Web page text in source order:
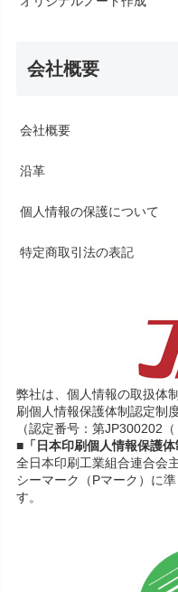
会社概要
会社概要
沿革
個人情報の保護について
特定商取引法の表記
弊社は、個人情報の取扱体
刷個人情報保護体制認定制
（認定番号：第JP300202（
■「日本印刷個人情報保護
全日本印刷工業組合連合会
シーマーク（Pマーク）に
す。